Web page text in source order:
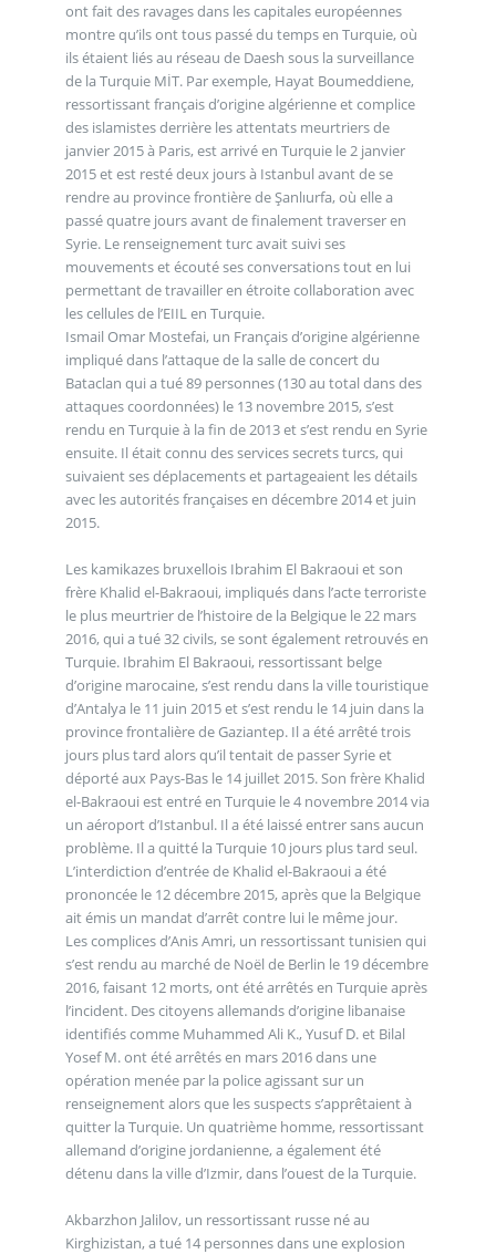
ont fait des ravages dans les capitales européennes
montre qu’ils ont tous passé du temps en Turquie, où
ils étaient liés au réseau de Daesh sous la surveillance
de la Turquie MİT. Par exemple, Hayat Boumeddiene,
ressortissant français d’origine algérienne et complice
des islamistes derrière les attentats meurtriers de
janvier 2015 à Paris, est arrivé en Turquie le 2 janvier
2015 et est resté deux jours à Istanbul avant de se
rendre au province frontière de Şanlıurfa, où elle a
passé quatre jours avant de finalement traverser en
Syrie. Le renseignement turc avait suivi ses
mouvements et écouté ses conversations tout en lui
permettant de travailler en étroite collaboration avec
les cellules de l’EIIL en Turquie.
Ismail Omar Mostefai, un Français d’origine algérienne
impliqué dans l’attaque de la salle de concert du
Bataclan qui a tué 89 personnes (130 au total dans des
attaques coordonnées) le 13 novembre 2015, s’est
rendu en Turquie à la fin de 2013 et s’est rendu en Syrie
ensuite. Il était connu des services secrets turcs, qui
suivaient ses déplacements et partageaient les détails
avec les autorités françaises en décembre 2014 et juin
2015.
Les kamikazes bruxellois Ibrahim El Bakraoui et son
frère Khalid el-Bakraoui, impliqués dans l’acte terroriste
le plus meurtrier de l’histoire de la Belgique le 22 mars
2016, qui a tué 32 civils, se sont également retrouvés en
Turquie. Ibrahim El Bakraoui, ressortissant belge
d’origine marocaine, s’est rendu dans la ville touristique
d’Antalya le 11 juin 2015 et s’est rendu le 14 juin dans la
province frontalière de Gaziantep. Il a été arrêté trois
jours plus tard alors qu’il tentait de passer Syrie et
déporté aux Pays-Bas le 14 juillet 2015. Son frère Khalid
el-Bakraoui est entré en Turquie le 4 novembre 2014 via
un aéroport d’Istanbul. Il a été laissé entrer sans aucun
problème. Il a quitté la Turquie 10 jours plus tard seul.
L’interdiction d’entrée de Khalid el-Bakraoui a été
prononcée le 12 décembre 2015, après que la Belgique
ait émis un mandat d’arrêt contre lui le même jour.
Les complices d’Anis Amri, un ressortissant tunisien qui
s’est rendu au marché de Noël de Berlin le 19 décembre
2016, faisant 12 morts, ont été arrêtés en Turquie après
l’incident. Des citoyens allemands d’origine libanaise
identifiés comme Muhammed Ali K., Yusuf D. et Bilal
Yosef M. ont été arrêtés en mars 2016 dans une
opération menée par la police agissant sur un
renseignement alors que les suspects s’apprêtaient à
quitter la Turquie. Un quatrième homme, ressortissant
allemand d’origine jordanienne, a également été
détenu dans la ville d’Izmir, dans l’ouest de la Turquie.
Akbarzhon Jalilov, un ressortissant russe né au
Kirghizistan, a tué 14 personnes dans une explosion